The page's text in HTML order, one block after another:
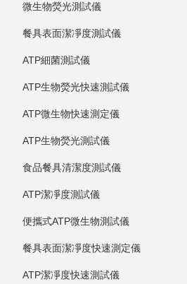
微生物熒光測試儀
餐具表面潔凈度測試儀
ATP細菌測試儀
ATP生物熒光快速測試儀
ATP微生物快速測定儀
ATP生物熒光測試儀
食品餐具清潔度測試儀
ATP潔凈度測試儀
便攜式ATP微生物測試儀
餐具表面潔凈度快速測定儀
ATP潔凈度快速測試儀